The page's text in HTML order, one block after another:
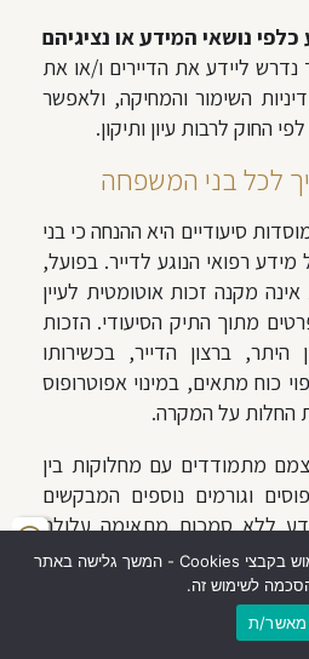
כלפי נושאי המידע או נציגיהם
נדרש ליידע את הדיירים ו/או את
השימור והמחיקה, ולאפשר
החוק לרבות עיון ותיקון.
לכל בני המשפחה
סיעודיים היא ההנחה כי בני
רפואי הנוגע לדייר. בפועל,
מקנה זכות אוטומטית לעיין
מתוך התיק הסיעודי. הזכות
ברצון הדייר, בכשירותו
כוח מתאים, במינוי אפוטרופוס
החלות על המקרה.
מתמודדים עם מחלוקות בין
וגורמים נוספים המבקשים
ללא סמכות מתאימה עלולה
הסודיות והפרטיות, גם כאשר
לבני המשפחה.
לידיעתכם, באתר זה נעשה שימוש בקבצי Cookies - המשך גלישה באתר
לשימוש זה.
מאשר/ת